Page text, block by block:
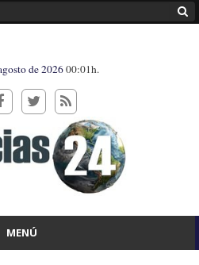
de 202600:01h.
MENÚ